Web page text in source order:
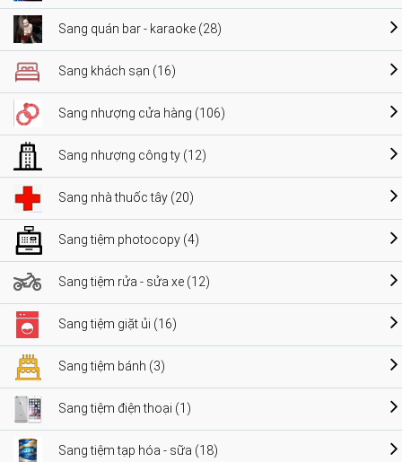
Sang quán bar - karaoke (28)
Sang khách sạn (16)
Sang nhượng cửa hàng (106)
Sang nhượng công ty (12)
Sang nhà thuốc tây (20)
Sang tiệm photocopy (4)
Sang tiệm rửa - sửa xe (12)
Sang tiệm giặt ủi (16)
Sang tiệm bánh (3)
Sang tiệm điện thoại (1)
Sang tiệm tạp hóa - sữa (18)